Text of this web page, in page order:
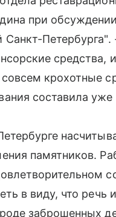
при
Санкт-
средства,
крохотные
составила
памятников.
в виду, что речь
заброшенных